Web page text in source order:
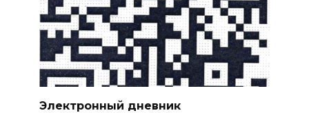
Электронный дневник